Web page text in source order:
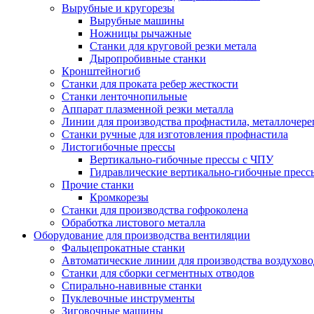
Вырубные и кругорезы
Вырубные машины
Ножницы рычажные
Станки для круговой резки метала
Дыропробивные станки
Кронштейногиб
Станки для проката ребер жесткости
Станки ленточнопильные
Аппарат плазменной резки металла
Линии для производства профнастила,
Станки ручные для изготовления профнастила
Листогибочные прессы
Вертикально-гибочные прессы с ЧПУ
Гидравлические вертикально-гибочные
Прочие станки
Кромкорезы
Станки для производства гофроколена
Обработка листового металла
Оборудование для производства вентиляции
Фальцепрокатные станки
Автоматические линии для производства
Станки для сборки сегментных отводов
Спирально-навивные станки
Пуклевочные инструменты
Зиговочные машины